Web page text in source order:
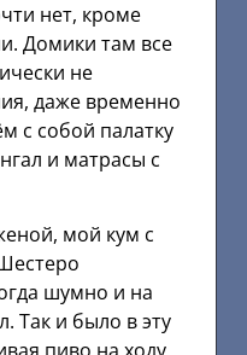
нет, кроме
Домики там все
не
даже временно
с собой палатку
и матрасы с
мой кум с
шумно и на
Так и было в эту